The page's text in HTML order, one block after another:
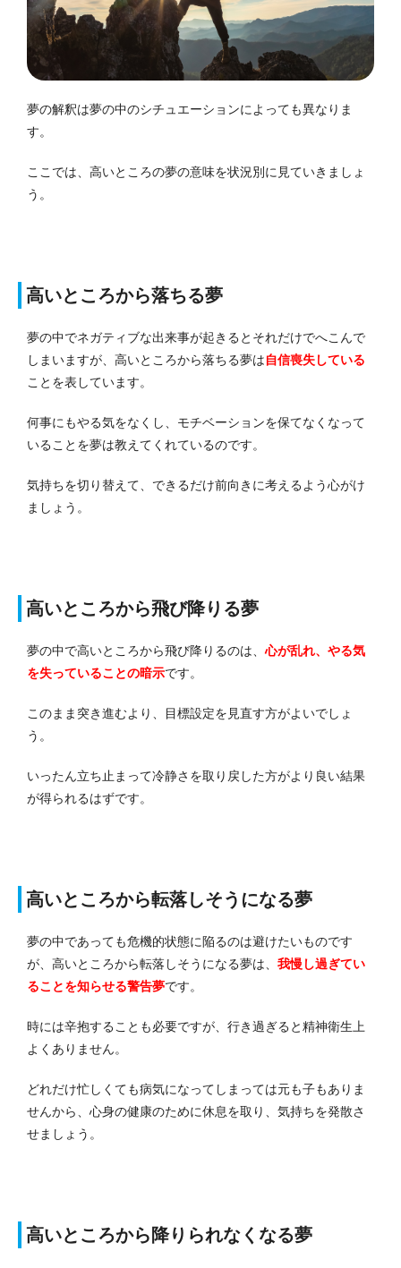
夢の解釈は夢の中のシチュエーションによっても異なりま
す。
ここでは、高いところの夢の意味を状況別に見ていきましょ
う。
高いところから落ちる夢
夢の中でネガティブな出来事が起きるとそれだけでへこんで
しまいますが、高いところから落ちる夢は自信喪失している
ことを表しています。
何事にもやる気をなくし、モチベーションを保てなくなって
いることを夢は教えてくれているのです。
気持ちを切り替えて、できるだけ前向きに考えるよう心がけ
ましょう。
高いところから飛び降りる夢
夢の中で高いところから飛び降りるのは、 心が乱れ、やる気
を失っていることの暗示です。
このまま突き進むより、目標設定を見直す方がよいでしょ
う。
いったん立ち止まって冷静さを取り戻した方がより良い結果
が得られるはずです。
高いところから転落しそうになる夢
夢の中であっても危機的状態に陥るのは避けたいものです
が、高いところから転落しそうになる夢は、 我慢し過ぎてい
ることを知らせる警告夢です。
時には辛抱することも必要ですが、行き過ぎると精神衛生上
よくありません。
どれだけ忙しくても病気になってしまっては元も子もありま
せんから、心身の健康のために休息を取り、気持ちを発散さ
せましょう。
高いところから降りられなくなる夢